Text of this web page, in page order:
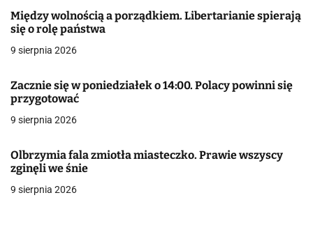
a
c
j
a
p
i
Między wolnością a porządkiem. Libertarianie spierają
się o rolę państwa
9 sierpnia 2026
Zacznie się w poniedziałek o 14:00. Polacy powinni się
przygotować
9 sierpnia 2026
Olbrzymia fala zmiotła miasteczko. Prawie wszyscy
zginęli we śnie
9 sierpnia 2026